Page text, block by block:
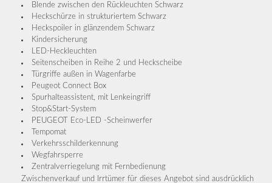
Blende zwischen den Rückleuchten Schwarz
Heckschürze in strukturiertem Schwarz
Heckspoiler in glänzendem Schwarz
Kindersicherung
LED-Heckleuchten
Seitenscheiben in Reihe 2 und Heckscheibe
Türgriffe außen in Wagenfarbe
Peugeot Connect Box
Spurhalteassistent, mit Lenkeingriff
Stop&Start-System
PEUGEOT Eco-LED -Scheinwerfer
Tempomat
Verkehrsschilderkennung
Wegfahrsperre
Zentralverriegelung mit Fernbedienung
Zwischenverkauf und Irrtümer für dieses Angebot sind ausdrücklich